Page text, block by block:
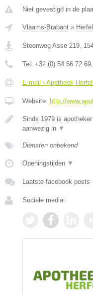
Niet gevestigd in de
Vlaams-Brabant »
Steenweg Asse 219
Tel: +32 (0) 54 56 72 69
E-mail › Apotheek
Website: http://
Sinds 1979 is
aanwezig in ▼
Diensten onbekend
Openingstijden ▼
Laatste facebook posts
Sociale media: